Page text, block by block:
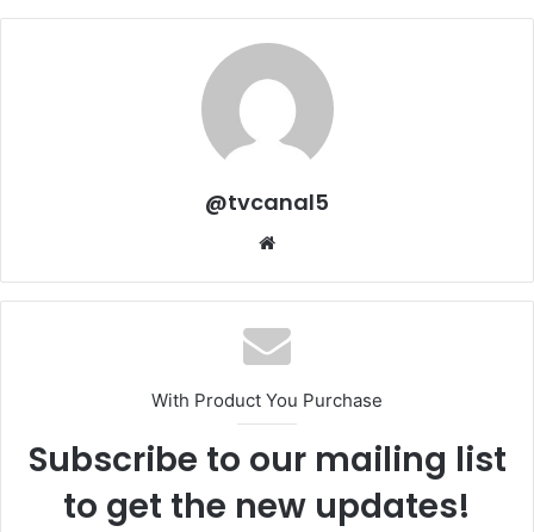
@tvcanal5
With Product You Purchase
Subscribe to our mailing list
to get the new updates!